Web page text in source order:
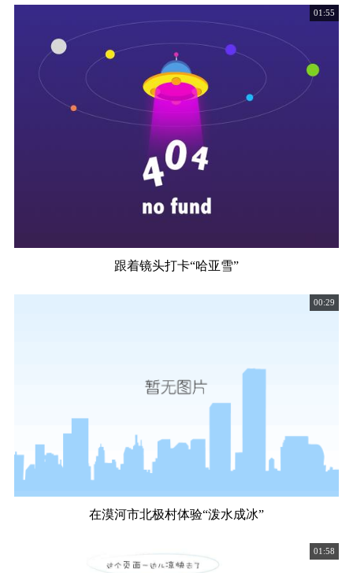
跟着镜头打卡“哈亚雪”
01:55
在漠河市北极村体验“泼水成冰”
00:29
01:58